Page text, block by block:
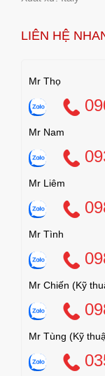
LIÊN HỆ
Mr Thọ
Mr Nam
Mr Liêm
Mr Tình
Mr Chiến (Kỹ
Mr Tùng (Kỹ